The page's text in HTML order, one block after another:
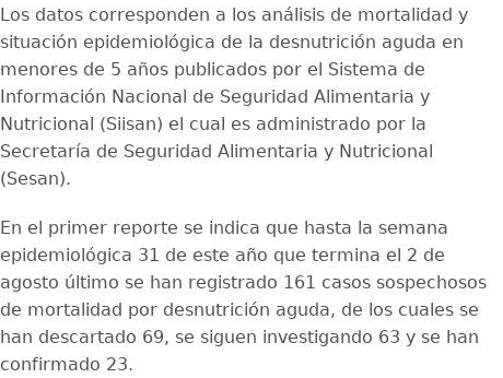
Los datos corresponden a los análisis de mortalidad y
situación epidemiológica de la desnutrición aguda en
menores de 5 años publicados por el Sistema de
Información Nacional de Seguridad Alimentaria y
Nutricional (Siisan) el cual es administrado por la
Secretaría de Seguridad Alimentaria y Nutricional
(Sesan).
En el primer reporte se indica que hasta la semana
epidemiológica 31 de este año que termina el 2 de
agosto último se han registrado 161 casos sospechosos
de mortalidad por desnutrición aguda, de los cuales se
han descartado 69, se siguen investigando 63 y se han
confirmado 23.